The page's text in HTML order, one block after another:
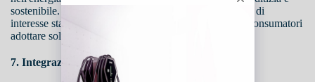
sostenibile. I fondi verdi e i finanziamenti a basso tasso di
interesse stanno rendendo più facile per le aziende e i consumatori
adottare soluzioni solari.
7. Integrazione con altre tecnologie